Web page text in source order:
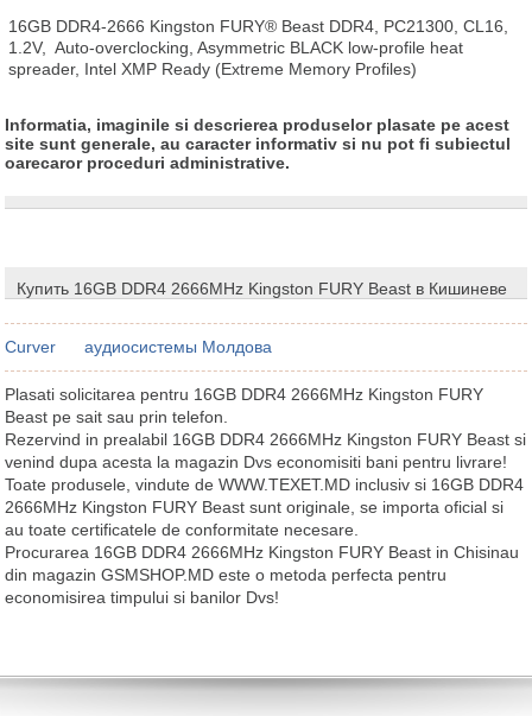
16GB DDR4-2666 Kingston FURY® Beast DDR4, PC21300, CL16,
1.2V,  Auto-overclocking, Asymmetric BLACK low-profile heat
spreader, Intel XMP Ready (Extreme Memory Profiles)
Informatia, imaginile si descrierea produselor plasate pe acest
site sunt generale, au caracter informativ si nu pot fi subiectul
oarecaror proceduri administrative.
Купить 16GB DDR4 2666MHz Kingston FURY Beast в Кишиневе
Curver аудиосистемы Молдова
Plasati solicitarea pentru 16GB DDR4 2666MHz Kingston FURY
Beast pe sait sau prin telefon.
Rezervind in prealabil 16GB DDR4 2666MHz Kingston FURY Beast si
venind dupa acesta la magazin Dvs economisiti bani pentru livrare!
Toate produsele, vindute de WWW.TEXET.MD inclusiv si 16GB DDR4
2666MHz Kingston FURY Beast sunt originale, se importa oficial si
au toate certificatele de conformitate necesare.
Procurarea 16GB DDR4 2666MHz Kingston FURY Beast in Chisinau
din magazin GSMSHOP.MD este o metoda perfecta pentru
economisirea timpului si banilor Dvs!